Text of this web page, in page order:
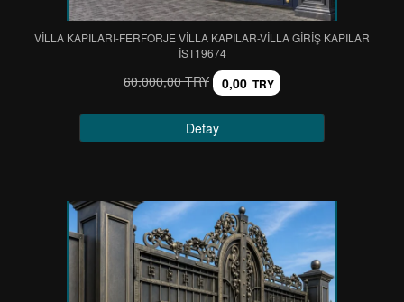
VİLLA KAPILARI-FERFORJE VİLLA KAPILAR-VİLLA GİRİŞ KAPILAR
IST19674
60.000,00 TRY 0,00 TRY
Detay